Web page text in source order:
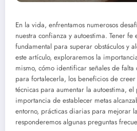
En la vida, enfrentamos numerosos
nuestra confianza y autoestima. Tener fe
fundamental para superar obstáculos y
este artículo, exploraremos la
mismo, cómo identificar señales de falta
para fortalecerla, los beneficios de creer
técnicas para aumentar la autoestima,
importancia de establecer metas
entorno, prácticas diarias para mejorar
responderemos algunas preguntas